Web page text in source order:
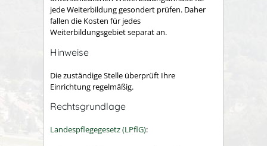
jede Weiterbildung gesondert prüfen. Daher
fallen die Kosten für jedes
Weiterbildungsgebiet separat an.
Hinweise
Die zuständige Stelle überprüft Ihre
Einrichtung regelmäßig.
Rechtsgrundlage
Landespflegegesetz (LPflG):